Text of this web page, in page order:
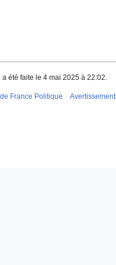
été faite le 4 mai 2025 à 22:02.
France Politique